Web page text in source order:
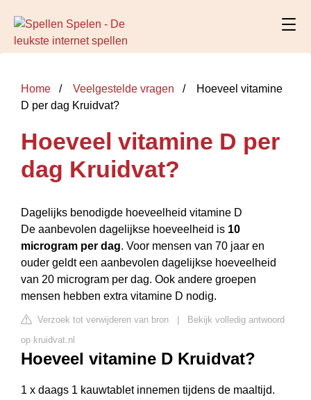
Home Veelgestelde vragen
Hoeveel vitamine
D per dag Kruidvat?
Hoeveel vitamine D per
dag Kruidvat?
Dagelijks benodigde hoeveelheid vitamine D
De aanbevolen dagelijkse hoeveelheid is 10
microgram per dag. Voor mensen van 70 jaar en
ouder geldt een aanbevolen dagelijkse hoeveelheid
van 20 microgram per dag. Ook andere groepen
mensen hebben extra vitamine D nodig.
Verzoek tot verwijderen van bron
Bekijk volledig antwoord
op kruidvat.nl
Hoeveel vitamine D Kruidvat?
1 x daags 1 kauwtablet innemen tijdens de maaltijd.